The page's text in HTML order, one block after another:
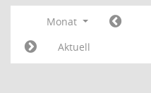
Monat
Aktuell